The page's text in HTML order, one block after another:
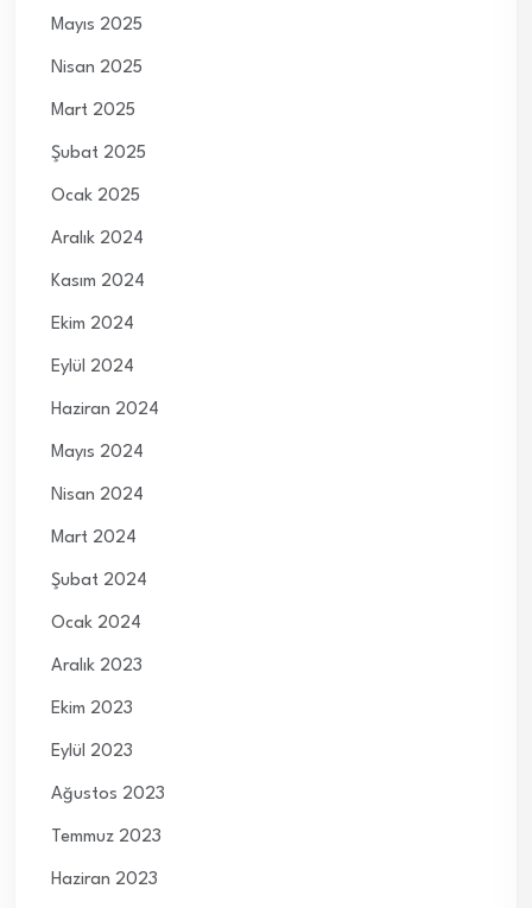
Mayıs 2025
Nisan 2025
Mart 2025
Şubat 2025
Ocak 2025
Aralık 2024
Kasım 2024
Ekim 2024
Eylül 2024
Haziran 2024
Mayıs 2024
Nisan 2024
Mart 2024
Şubat 2024
Ocak 2024
Aralık 2023
Ekim 2023
Eylül 2023
Ağustos 2023
Temmuz 2023
Haziran 2023